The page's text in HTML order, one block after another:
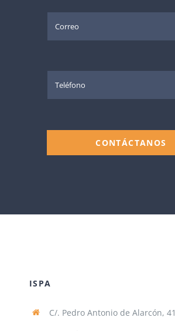
CONTÁCTANOS
ISPA
C/. Pedro Antonio de Alarcón, 41